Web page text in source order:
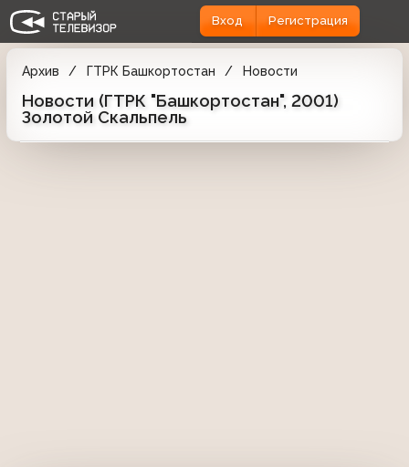
Вход Регистрация
Архив ГТРК Башкортостан Новости
Новости (ГТРК "Башкортостан", 2001)
Золотой Скальпель